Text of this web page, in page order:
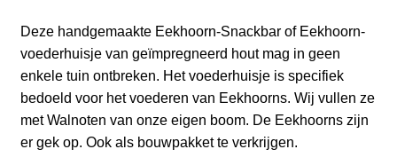
tot
€26,95
Deze handgemaakte Eekhoorn-Snackbar of Eekhoorn-
voederhuisje van geïmpregneerd hout mag in geen
enkele tuin ontbreken. Het voederhuisje is specifiek
bedoeld voor het voederen van Eekhoorns. Wij vullen ze
met Walnoten van onze eigen boom. De Eekhoorns zijn
er gek op. Ook als bouwpakket te verkrijgen.